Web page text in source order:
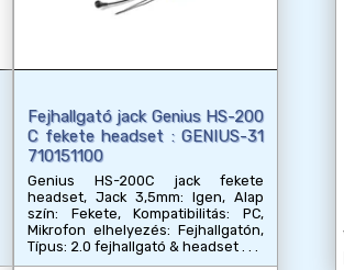
Fejhallgató jack Genius HS-200
C fekete headset : GENIUS-31
710151100
Genius HS-200C jack fekete
headset, Jack 3,5mm: Igen, Alap
szín: Fekete, Kompatibilitás: PC,
Mikrofon elhelyezés: Fejhallgatón,
Típus: 2.0 fejhallgató & headset